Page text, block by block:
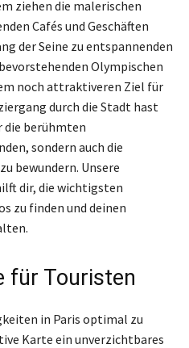
ziehen die malerischen
Cafés und Geschäften
der Seine zu entspannenden
Olympischen
noch attraktiveren Ziel für
durch die Stadt hast
die berühmten
sondern auch die
bewundern. Unsere
dir, die wichtigsten
zu finden und deinen
für Touristen
in Paris optimal zu
Karte ein unverzichtbares